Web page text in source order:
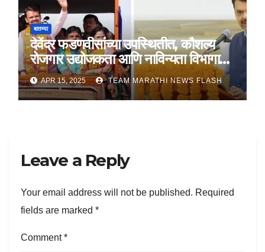
बातम्या
देवेंद्र फडणवीसांच्या उपस्थितीत, कौशल्य
रोजगार उद्योजकता आणि नाविन्यता विभागाचे
तीन सामंजस्य करार
APR 15, 2025 TEAM MARATHI NEWS FLASH
Leave a Reply
Your email address will not be published. Required
fields are marked *
Comment*